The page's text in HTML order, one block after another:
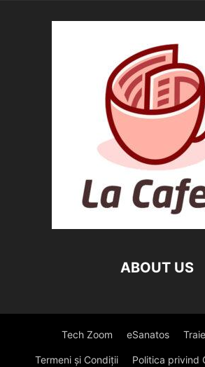
ABOUT US
Tech Zoom eSanatos
Termeni și Condiții Politica privind